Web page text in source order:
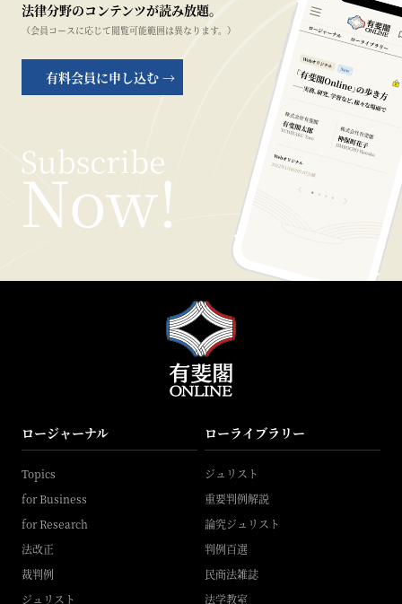
法律分野のコンテンツが読み放題。
（会員コースに応じて閲覧可能範囲は異なります。）
有料会員に申し込む →
ロージャーナル
Topics
for Business
for Research
法改正
裁判例
ジュリスト
ローライブラリー
ジュリスト
重要判例解説
論究ジュリスト
判例百選
民商法雑誌
法学教室